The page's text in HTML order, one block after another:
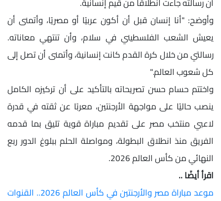
وأوضح: "أنا إنسان قبل أن أكون عربيًا أو مصريًا، وأتمنى أن
يعيش الشعب الفلسطيني في سلام، وأن تنتهي معاناته.
رسالتي من خلال كرة القدم كانت إنسانية، وأتمنى أن تصل إلى
كل شعوب العالم."
واختتم حسام حسن تصريحاته بالتأكيد على أن تركيزه الكامل
ينصب حاليًا على مواجهة الأرجنتين، معربًا عن ثقته في قدرة
لاعبي منتخب مصر على تقديم مباراة قوية تليق بما قدمه
الفريق منذ انطلاق البطولة، ومواصلة الحلم ببلوغ الدور ربع
النهائي من كأس العالم 2026.
اقرأ أيضًا ..
موعد مباراة مصر والأرجنتين في كأس العالم 2026.. القنوات